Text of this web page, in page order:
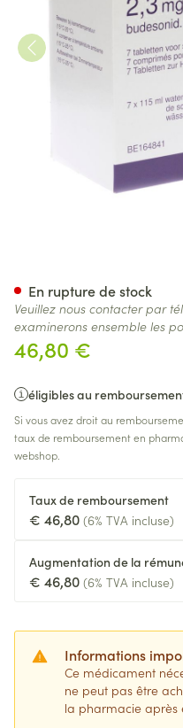
46,80 €
éligibles au
Si vous avez droit au
taux de remboursement en
webshop.
Taux de remboursement
€ 46,80 (6% TVA incluse)
Augmentation de la
€ 46,80 (6% TVA incluse)
Informations
Ce médicament
ne peut pas être
la pharmacie
En rupture de stock
Veuillez nous contacter par
examinerons ensemble les